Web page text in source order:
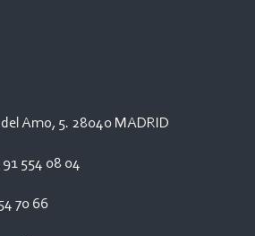
Amo, 5. 28040 MADRID
91 554 08 04
70 66